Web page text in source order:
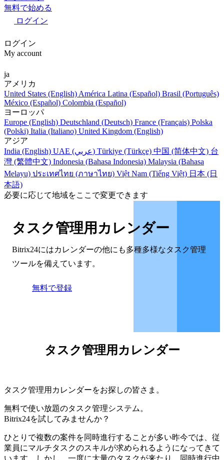
無料で始める
ログイン
ログイン
My account
ja
アメリカ
United States (English) América Latina (Español) Brasil (Português)
México (Español) Colombia (Español)
ヨーロッパ
Europe (English) Deutschland (Deutsch) France (Français) Polska
(Polski) Italia (Italiano) United Kingdom (English)
アジア
India (English)
UAE (عربي) Türkiye (Türkçe) 中国 (简体中文) 台
灣 (繁體中文) Indonesia (Bahasa Indonesia) Malaysia (Bahasa
Melayu) ประเทศไทย (ภาษาไทย) Việt Nam (Tiếng Việt) 日本 (日
本語)
必要に応じて地域をここで変更できます
タスク管理用カレンダー
Bitrix24にはカレンダーの他にも多種多様なタスク管理
ツールを備えています。
無料で登録
タスク管理用カレンダー
タスク管理用カレンダーをお探しの皆さま。
無料で使い放題のタスク管理システム。
Bitrix24を試してみませんか？
ひとりで複数の案件を同時進行することが多い昨今では、従
業員にマルチタスクのスキルが求められるようになってきて
います。しかし、一度に大量のタスクが来たり、同時進行中